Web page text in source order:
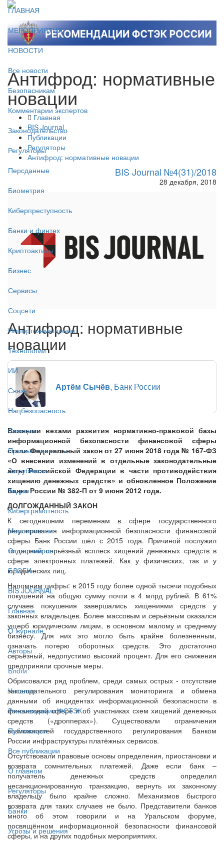
ГЛАВНАЯ
МЕРОПРИЯТИЯ
НОВОСТИ
Все новости
Безопасникам
Комментарии экспертов
Законодательство
Регуляторы
Персданные
Биометрия
Киберпреступность
Банки и финтех
Криптоактивы
Бизнес
Сервисы
Соцсети
Импортозамещение
Технологии
ИИ
Связь
Нацбезопасность
Санкции
Промышленность
За рубежом
Кадры
Киберграмотность
Мероприятия
От партнёров
БЛОГИ
BIS JOURNAL
Главная
О журнале
Авторы
Блоги
Читалка
Рекомендации ФСТЭК
Публикации
Все публикации
О главном
Регуляторы
Банки
Угрозы и решения
Антифрод: нормативные
новации
Главная
BIS Journal
Публикации
Регуляторы
Антифрод: нормативные новации
BIS Journal №4(31)/2018
28 декабря, 2018
Антифрод: нормативные
новации
Артём Сычёв, Банк России
Важными вехами развития нормативно-правовой базы
информационной безопасности финансовой сферы
стали Федеральный закон от 27 июня 2018 года № 167-ФЗ
«О внесении изменений в отдельные законодательные
акты Российской Федерации в части противодействия
хищению денежных средств» и обновленное Положение
Банка России № 382-П от 9 июня 2012 года.
ДОЛГОЖДАННЫЙ ЗАКОН
К сегодняшним переменам в сфере государственного
регулирования информационной безопасности финансовой
сферы Банк России шёл с 2015 года. Причиной послужил
тогдашний серьёзный всплеск хищений денежных средств в
сфере электронных платежей. Как у физических, так и у
юридических лиц.
Напомним цифры: в 2015 году более одной тысячи подобных
покушений на общую сумму почти в 4 млрд рублей. В 61%
случаев покушения завершались хищениями средств у
законных владельцев. Более массовым и серьёзным оказался
ущерб юридическим лицам, в основном малому и среднему
бизнесу. Для них это могло быть крайне болезненным,
означать потерю оборотных средств. Это достаточно
серьёзный, недопустимо высокий процент. Для его снижения
предприняли срочные меры.
Обрисовался ряд проблем, среди самых острых ‑ отсутствие
законодательного регулирования мониторинга и обмена
данными об инцидентах информационной безопасности в
финансовой сфере и об участниках схем хищений денежных
средств («дропперах»). Существовали ограничения
возможностей государственного регулирования Банком
России инфраструктуры платёжных сервисов.
Отсутствовали правовые основы определения, приостановки и
возврата сомнительных платежей. Даже если банк –
получатель денежных средств определил
несанкционированную транзакцию, вернуть их законному
владельцу было крайне сложно. Механизмов быстрого
возврата для таких случаев не было. Представители банков
много об этом говорили и на Уральском форуме,
посвящённом информационной безопасности финансовой
сферы, и на других подобных мероприятиях.